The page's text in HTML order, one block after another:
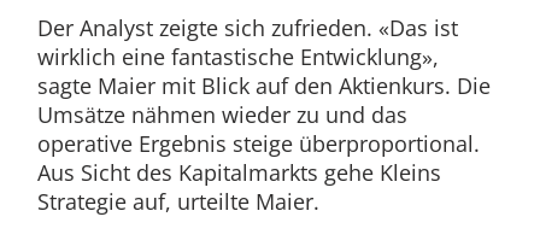
Der Analyst zeigte sich zufrieden. «Das ist
wirklich eine fantastische Entwicklung»,
sagte Maier mit Blick auf den Aktienkurs. Die
Umsätze nähmen wieder zu und das
operative Ergebnis steige überproportional.
Aus Sicht des Kapitalmarkts gehe Kleins
Strategie auf, urteilte Maier.